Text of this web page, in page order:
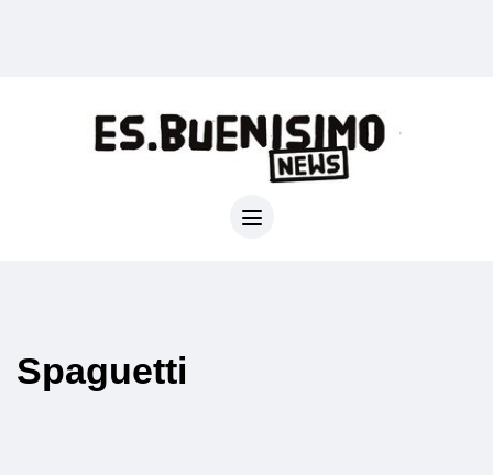
Spaguetti